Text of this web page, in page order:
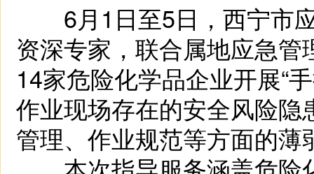
6月1日至5日，西宁市应
资深专家，联合属地应急
14家危险化学品企业开展“
作业现场存在的安全风险
管理、作业规范等方面的薄